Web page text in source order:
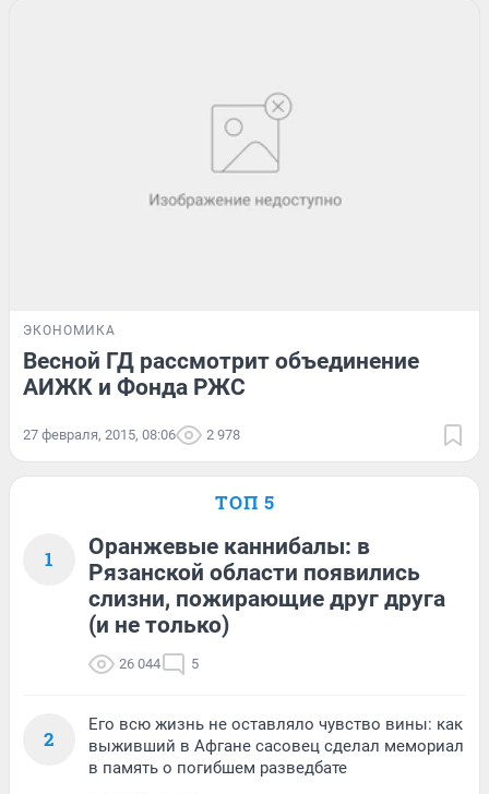
ЭКОНОМИКА
Весной ГД рассмотрит объединение
АИЖК и Фонда РЖС
27 февраля, 2015, 08:06 2 978
ТОП 5
1
Оранжевые каннибалы: в
Рязанской области появились
слизни, пожирающие друг друга
(и не только)
26 044 5
2
Его всю жизнь не оставляло чувство вины: как
выживший в Афгане сасовец сделал мемориал
в память о погибшем разведбате